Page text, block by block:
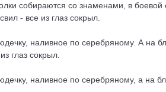
собираются со знаменами, в
- все из глаз сокрыл.
наливное по серебряному. А на
глаз сокрыл.
наливное по серебряному, а на